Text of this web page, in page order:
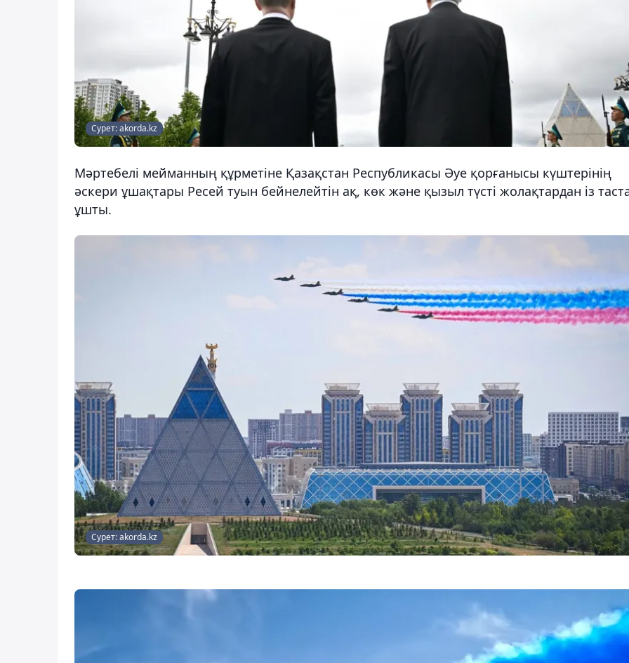
Сурет: akorda.kz
Мәртебелі мейманның құрметіне Қазақстан Республикасы Әуе қорғанысы күштерінің
әскери ұшақтары Ресей туын бейнелейтін ақ, көк және қызыл түсті жолақтардан із
ұшты.
Сурет: akorda.kz